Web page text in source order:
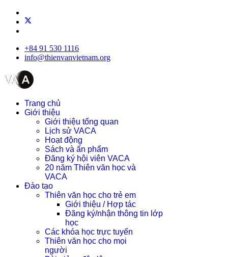
+84 91 530 1116
info@thienvanvietnam.org
Trang chủ
Giới thiệu
Giới thiệu tổng quan
Lịch sử VACA
Hoạt động
Sách và ấn phẩm
Đăng ký hội viên VACA
20 năm Thiên văn học và
VACA
Đào tạo
Thiên văn học cho trẻ em
Giới thiệu / Hợp tác
Đăng ký/nhận thông tin lớp
học
Các khóa học trực tuyến
Thiên văn học cho mọi
người